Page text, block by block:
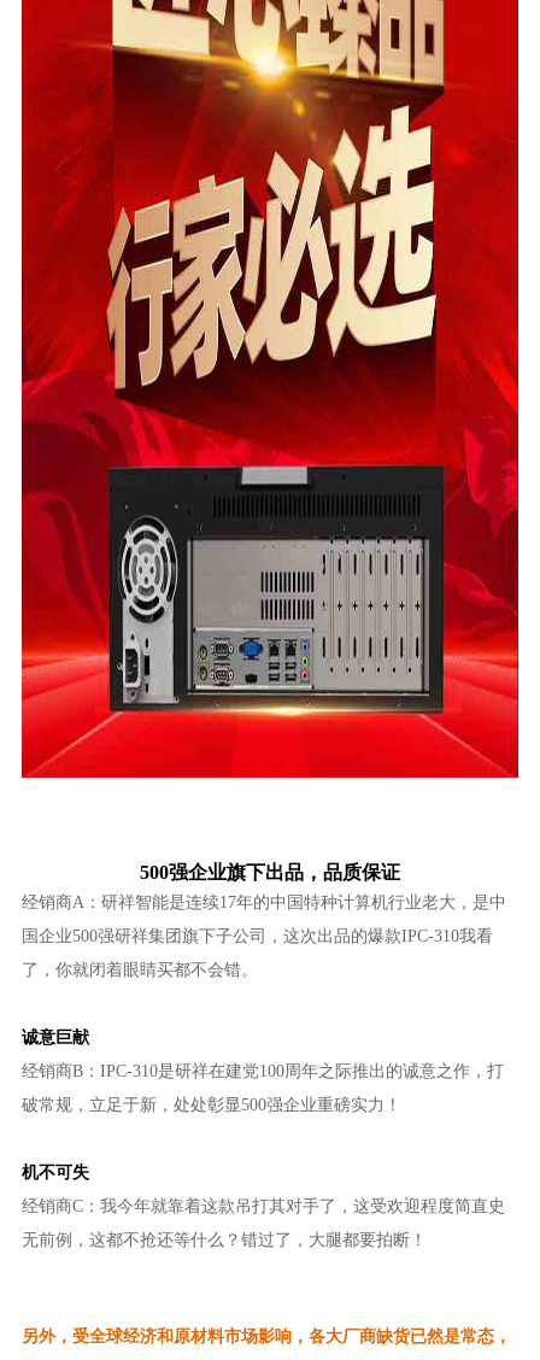
500强企业旗下出品，品质保证
经销商A：研祥智能是连续17年的中国特种计算机行业老大，是中
国企业500强研祥集团旗下子公司，这次出品的爆款IPC-310我看
了，你就闭着眼睛买都不会错。
诚意巨献
经销商B：IPC-310是研祥在建党100周年之际推出的诚意之作，打
破常规，立足于新，处处彰显500强企业重磅实力！
机不可失
经销商C：我今年就靠着这款吊打其对手了，这受欢迎程度简直史
无前例，这都不抢还等什么？错过了，大腿都要拍断！
另外，受全球经济和原材料市场影响，各大厂商缺货已然是常态，